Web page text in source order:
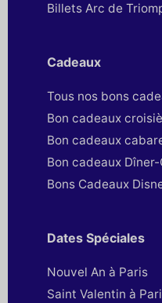
Billets Arc de
Cadeaux
Tous nos bons
Bon cadeaux
Bon cadeaux
Bon cadeaux
Bons Cadeaux
Dates Spéciales
Nouvel An à Paris
Saint Valentin à